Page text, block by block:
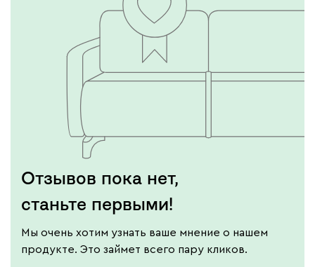
Отзывов пока нет,
станьте первыми!
Мы очень хотим узнать ваше мнение о нашем
продукте. Это займет всего пару кликов.